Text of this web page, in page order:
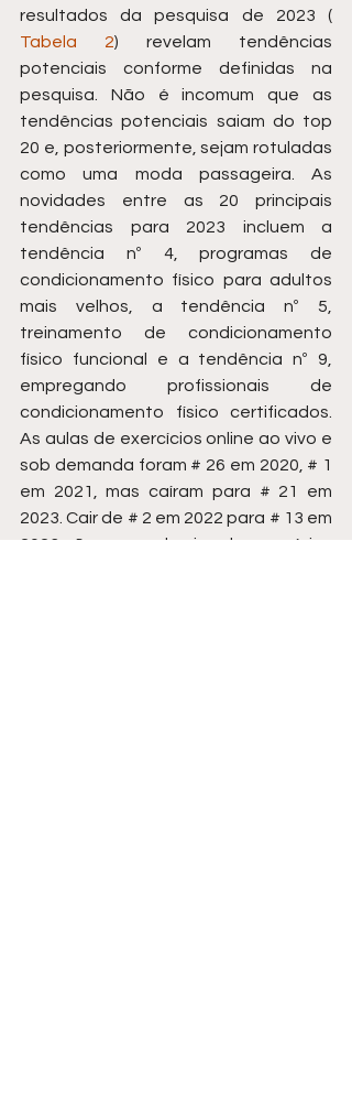
Tabela 2) revelam tendências
potenciais conforme definidas na
pesquisa. Não é incomum que as
tendências potenciais saiam do top
20 e, posteriormente, sejam rotuladas
como uma moda passageira. As
novidades entre as 20 principais
tendências para 2023 incluem a
tendência nº 4, programas de
condicionamento físico para adultos
mais velhos, a tendência nº 5,
treinamento de condicionamento
físico funcional e a tendência nº 9,
empregando profissionais de
condicionamento físico certificados.
As aulas de exercícios online ao vivo e
sob demanda foram # 26 em 2020, # 1
em 2021, mas caíram para # 21 em
2023. Cair de # 2 em 2022 para # 13 em
2023 são as academias de exercícios